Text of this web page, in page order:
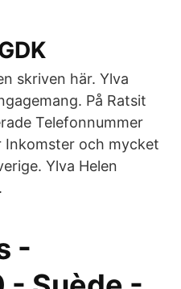
skriven här. Ylva
På Ratsit
Telefonnummer
Inkomster och mycket
Ylva Helen
-